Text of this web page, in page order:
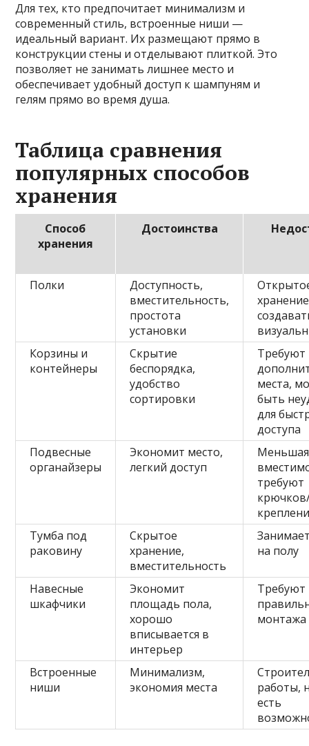
Для тех, кто предпочитает минимализм и
современный стиль, встроенные ниши —
идеальный вариант. Их размещают прямо в
конструкции стены и отделывают плиткой. Это
позволяет не занимать лишнее место и
обеспечивает удобный доступ к шампуням и
гелям прямо во время душа.
Таблица сравнения
популярных способов
хранения
Способ
хранения
Достоинства
Полки
Доступность,
вместительность,
простота
установки
Корзины и
контейнеры
Скрытие
беспорядка,
удобство
сортировки
Требуют
места,
быть
для
доступа
Подвесные
органайзеры
Экономит место,
легкий доступ
Меньшая
требуют
Тумба под
раковину
Скрытое
хранение,
вместительность
на полу
Навесные
шкафчики
Экономит
площадь пола,
хорошо
вписывается в
интерьер
Требуют
монтажа
Встроенные
ниши
Минимализм,
экономия места
работы,
есть